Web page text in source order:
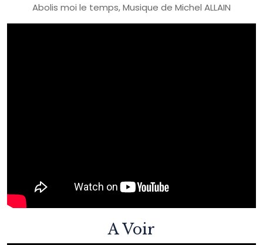
Abolis moi le temps, Musique de Michel ALLAIN
A Voir